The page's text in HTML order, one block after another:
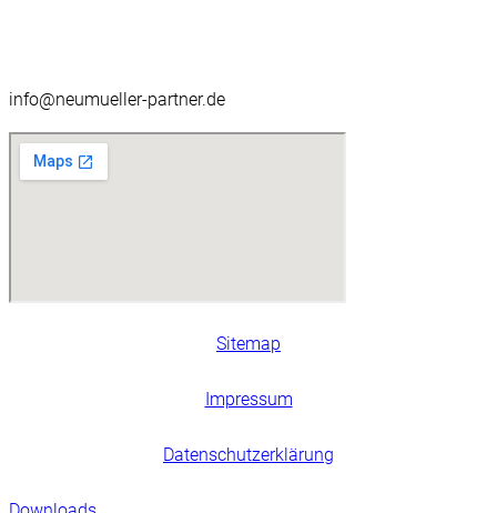
info@neumueller-partner.de
Sitemap
Impressum
Datenschutzerklärung